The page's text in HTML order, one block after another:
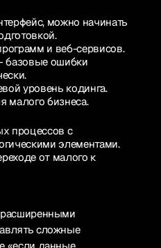
можно начинать
и веб-сервисов.
базовые ошибки
уровень кодинга.
малого бизнеса.
процессов с
элементами.
от малого к
расширенными
сложные